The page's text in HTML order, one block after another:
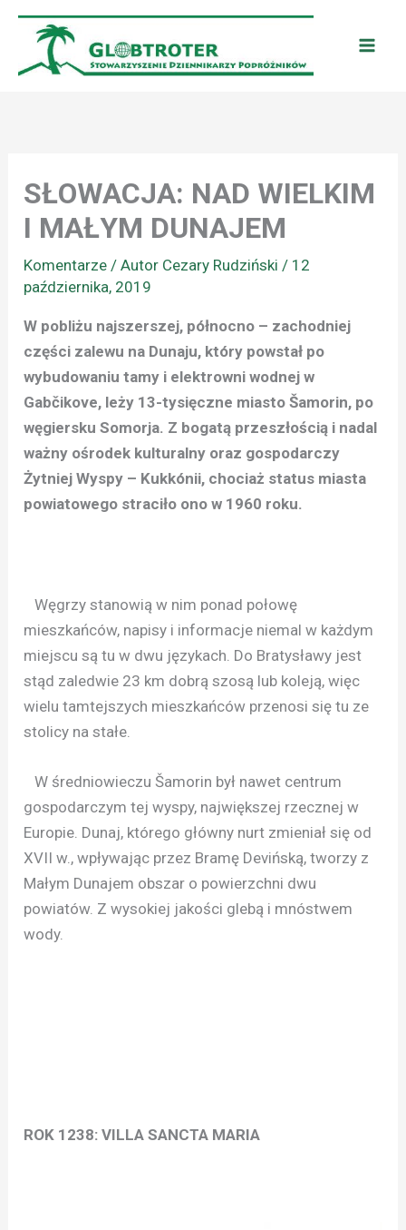
Przejdź
treści
SŁOWACJA: NAD WIELKIM
I MAŁYM DUNAJEM
Komentarze / Autor Cezary Rudziński/ 12
października, 2019
W pobliżu najszerszej, północno – zachodniej
części zalewu na Dunaju, który powstał po
wybudowaniu tamy i elektrowni wodnej w
Gabčikove, leży 13-tysięczne miasto Šamorin, po
węgiersku Somorja. Z bogatą przeszłością i nadal
ważny ośrodek kulturalny oraz gospodarczy
Żytniej Wyspy – Kukkónii, chociaż status miasta
powiatowego straciło ono w 1960 roku.
Węgrzy stanowią w nim ponad połowę
mieszkańców, napisy i informacje niemal w każdym
miejscu są tu w dwu językach. Do Bratysławy jest
stąd zaledwie 23 km dobrą szosą lub koleją, więc
wielu tamtejszych mieszkańców przenosi się tu ze
stolicy na stałe.
W średniowieczu Šamorin był nawet centrum
gospodarczym tej wyspy, największej rzecznej w
Europie. Dunaj, którego główny nurt zmieniał się od
XVII w., wpływając przez Bramę Devińską, tworzy z
Małym Dunajem obszar o powierzchni dwu
powiatów. Z wysokiej jakości glebą i mnóstwem
wody.
ROK 1238: VILLA SANCTA MARIA